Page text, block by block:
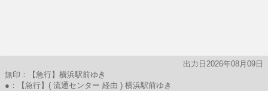
出力日2026年08月09日
無印：【急行】横浜駅前ゆき
●：【急行】( 流通センター 経由 ) 横浜駅前ゆき